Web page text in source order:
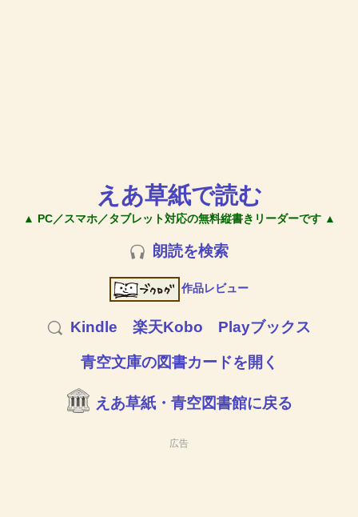
えあ草紙で読む
▲ PC／スマホ／タブレット対応の無料縦書きリーダーです ▲
朗読を検索
作品レビュー
Kindle 楽天Kobo Playブックス
青空文庫の図書カードを開く
えあ草紙・青空図書館に戻る
広告